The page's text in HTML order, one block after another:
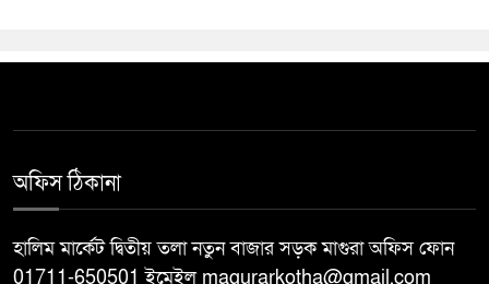
অফিস ঠিকানা
হালিম মার্কেট দ্বিতীয় তলা নতুন বাজার সড়ক মাগুরা অফিস ফোন
01711-650501 ইমেইল magurarkotha@gmail.com